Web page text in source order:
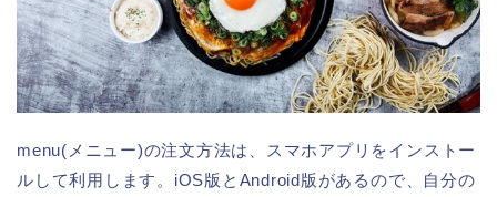
menu(メニュー)の注文方法は、スマホアプリをインストー
ルして利用します。iOS版とAndroid版があるので、自分の